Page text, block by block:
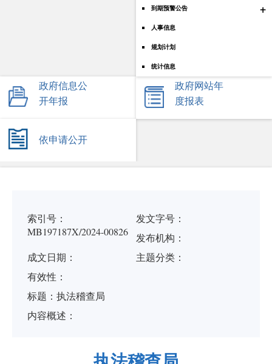
到期预警公告 +
人事信息
规划计划
统计信息
政府信息公
开年报
政府网站年
度报表
依申请公开
索引号：
MB197187X/2024-00826
发文字号：
发布机构：
成文日期：
主题分类：
有效性：
标题： 执法稽查局
内容概述：